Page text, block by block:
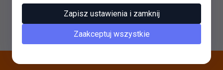
199,00zł.
Zapisz ustawienia i zamknij
Zaakceptuj wszystkie